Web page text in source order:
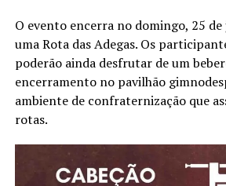
O evento encerra no domingo, 25
uma Rota das Adegas. Os
poderão ainda desfrutar de um
encerramento no pavilhão
ambiente de confraternização que
rotas.